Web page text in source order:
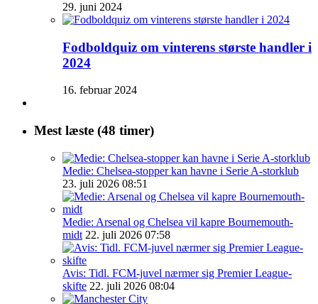
29. juni 2024
Fodboldquiz om vinterens største handler i
2024
16. februar 2024
Mest læste (48 timer)
Medie: Chelsea-stopper kan havne i Serie A-storklub
23. juli 2026 08:51
Medie: Arsenal og Chelsea vil kapre Bournemouth-
midt 22. juli 2026 07:58
Avis: Tidl. FCM-juvel nærmer sig Premier League-
skifte 22. juli 2026 08:04